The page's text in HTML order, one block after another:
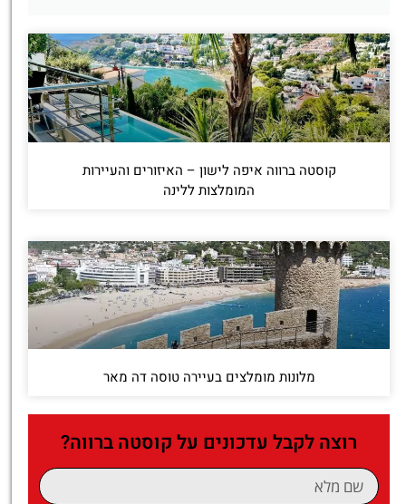
קוסטה ברווה איפה לישון – האיזורים והעיירות
המומלצות ללינה
מלונות מומלצים בעיירה טוסה דה מאר
רוצה לקבל עדכונים על קוסטה ברווה?